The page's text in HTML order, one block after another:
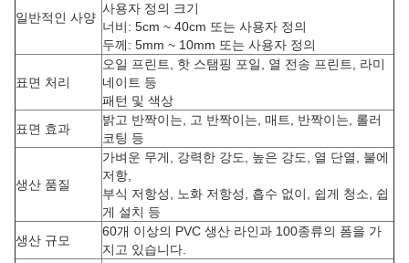
일반적인 사양
사용자 정의 크기
너비: 5cm ~ 40cm 또는 사용자 정의
두께: 5mm ~ 10mm 또는 사용자 정의
표면 처리
오일 프린트, 핫 스탬핑 포일, 열 전송 프린트, 라미
네이트 등
패턴 및 색상
표면 효과
밝고 반짝이는, 고 반짝이는, 매트, 반짝이는, 롤러
코팅 등
생산 품질
가벼운 무게, 강력한 강도, 높은 강도, 열 단열, 불에
저항,
부식 저항성, 노화 저항성, 흡수 없이, 쉽게 청소, 쉽
게 설치 등
생산 규모
60개 이상의 PVC 생산 라인과 100종류의 폼을 가
지고 있습니다.